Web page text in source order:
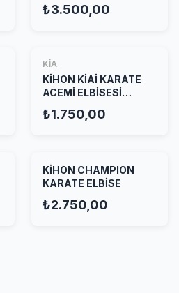
₺3.500,00
KİA
KİHON KİAİ KARATE
ACEMİ ELBİSESİ
₺1.750,00
KİHON CHAMPION
KARATE ELBİSE
₺2.750,00